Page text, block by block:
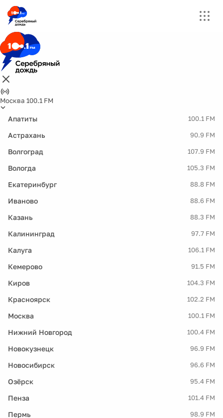
Москва 100.1 FM
Апатиты 100.1 FM
Астрахань 90.9 FM
Волгоград 107.9 FM
Вологда 105.3 FM
Екатеринбург 88.8 FM
Иваново 88.6 FM
Казань 88.3 FM
Калининград 97.7 FM
Калуга 106.1 FM
Кемерово 91.5 FM
Киров 104.3 FM
Красноярск 102.2 FM
Москва 100.1 FM
Нижний Новгород 100.4 FM
Новокузнецк 96.9 FM
Новосибирск 96.6 FM
Озёрск 95.4 FM
Пенза 101.4 FM
Пермь 98.9 FM